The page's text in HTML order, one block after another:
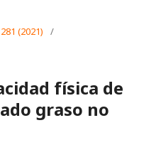
(2021)
/
física de
graso no